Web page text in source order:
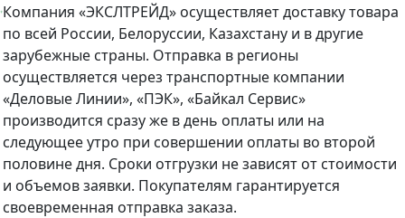
Компания «ЭКСЛТРЕЙД» осуществляет доставку товара
по всей России, Белоруссии, Казахстану и в другие
зарубежные страны. Отправка в регионы
осуществляется через транспортные компании
«Деловые Линии», «ПЭК», «Байкал Сервис»
производится сразу же в день оплаты или на
следующее утро при совершении оплаты во второй
половине дня. Сроки отгрузки не зависят от стоимости
и объемов заявки. Покупателям гарантируется
своевременная отправка заказа.